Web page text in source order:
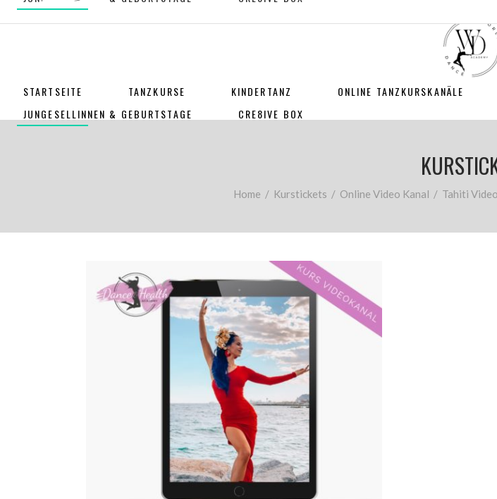
STARTSEITE TANZKURSE KINDERTANZ ONLINE TANZKURSKANÄLE
JUNGESELLINNEN & GEBURTSTAGE
CRE8IVE BOX
Home / Kurstickets / Online Video Kanal / Tahiti